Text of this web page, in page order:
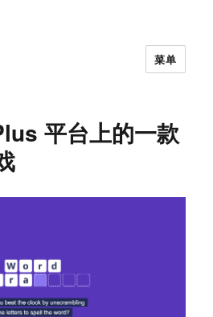
菜单
平台上的一款